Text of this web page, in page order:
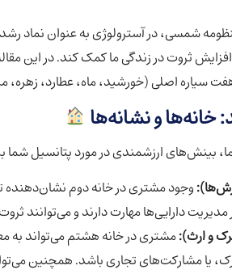
شمسی، در آسترولوژی به عنوان نماد
ثروت در زندگی ما کمک کند. در این
سیاره اصلی (خورشید، ماه، عطارد،
و نشانه‌ها
بینش‌های ارزشمندی در مورد پتانسیل شما
وجود مشتری در خانه دوم نشان‌دهنده
دارایی‌ها مهارت دارند و می‌توانند
و ارث):مشتری در خانه هشتم می‌تواند به
یا مشارکت‌های تجاری باشد. همچنین